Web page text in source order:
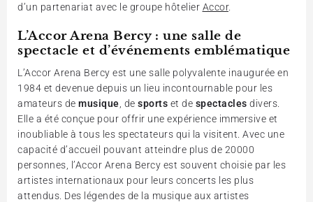
d’un partenariat avec le groupe hôtelier Accor.
L’Accor Arena Bercy : une salle de
spectacle et d’événements emblématique
L’Accor Arena Bercy est une salle polyvalente inaugurée en
1984 et devenue depuis un lieu incontournable pour les
amateurs de musique , de sports et de spectacles divers.
Elle a été conçue pour offrir une expérience immersive et
inoubliable à tous les spectateurs qui la visitent. Avec une
capacité d’accueil pouvant atteindre plus de 20000
personnes, l’Accor Arena Bercy est souvent choisie par les
artistes internationaux pour leurs concerts les plus
attendus. Des légendes de la musique aux artistes